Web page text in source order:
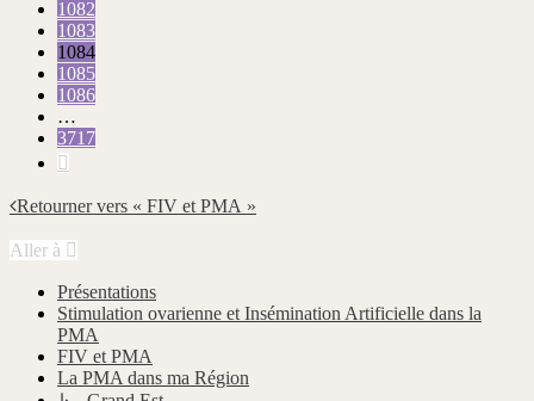
1082
1083
1084
1085
1086
…
3717
Retourner vers « FIV et PMA »
Aller à
Présentations
Stimulation ovarienne et Insémination Artificielle dans la
PMA
FIV et PMA
La PMA dans ma Région